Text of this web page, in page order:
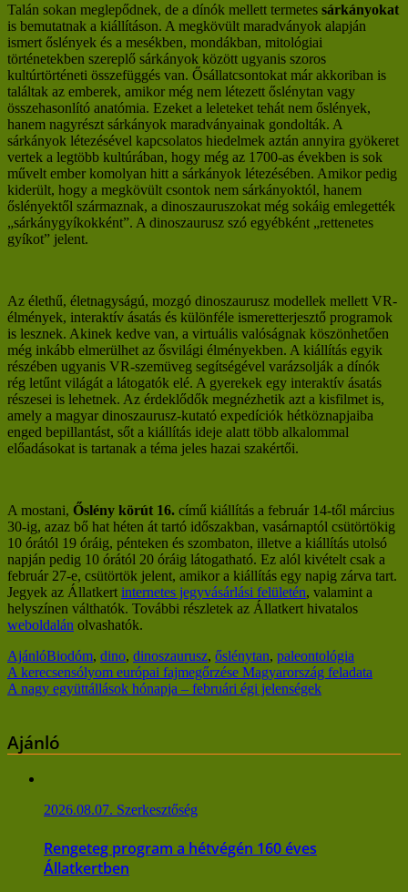
Talán sokan meglepődnek, de a dínók mellett termetes sárkányokat
is bemutatnak a kiállításon. A megkövült maradványok alapján
ismert őslények és a mesékben, mondákban, mitológiai
történetekben szereplő sárkányok között ugyanis szoros
kultúrtörténeti összefüggés van. Ősállatcsontokat már akkoriban is
találtak az emberek, amikor még nem létezett őslénytan vagy
összehasonlító anatómia. Ezeket a leleteket tehát nem őslények,
hanem nagyrészt sárkányok maradványainak gondolták. A
sárkányok létezésével kapcsolatos hiedelmek aztán annyira gyökeret
vertek a legtöbb kultúrában, hogy még az 1700-as években is sok
művelt ember komolyan hitt a sárkányok létezésében. Amikor pedig
kiderült, hogy a megkövült csontok nem sárkányoktól, hanem
őslényektől származnak, a dinoszauruszokat még sokáig emlegették
„sárkánygyíkokként”. A dinoszaurusz szó egyébként „rettenetes
gyíkot” jelent.
Az élethű, életnagyságú, mozgó dinoszaurusz modellek mellett VR-
élmények, interaktív ásatás és különféle ismeretterjesztő programok
is lesznek. Akinek kedve van, a virtuális valóságnak köszönhetően
még inkább elmerülhet az ősvilági élményekben. A kiállítás egyik
részében ugyanis VR-szemüveg segítségével varázsolják a dínók
rég letűnt világát a látogatók elé. A gyerekek egy interaktív ásatás
részesei is lehetnek. Az érdeklődők megnézhetik azt a kisfilmet is,
amely a magyar dinoszaurusz-kutató expedíciók hétköznapjaiba
enged bepillantást, sőt a kiállítás ideje alatt több alkalommal
előadásokat is tartanak a téma jeles hazai szakértői.
A mostani, Őslény körút 16. című kiállítás a február 14-től március
30-ig, azaz bő hat héten át tartó időszakban, vasárnaptól csütörtökig
10 órától 19 óráig, pénteken és szombaton, illetve a kiállítás utolsó
napján pedig 10 órától 20 óráig látogatható. Ez alól kivételt csak a
február 27-e, csütörtök jelent, amikor a kiállítás egy napig zárva tart.
Jegyek az Állatkert internetes jegyvásárlási felületén, valamint a
helyszínen válthatók. További részletek az Állatkert hivatalos
weboldalán olvashatók.
AjánlóBiodóm, dino, dinoszaurusz, őslénytan, paleontológia
Bejegyzés
A kerecsensólyom európai fajmegőrzése Magyarország feladata
A nagy együttállások hónapja – februári égi jelenségek
Ajánló
2026.08.07. Szerkesztőség
Rengeteg program a hétvégén 160 éves
Állatkertben